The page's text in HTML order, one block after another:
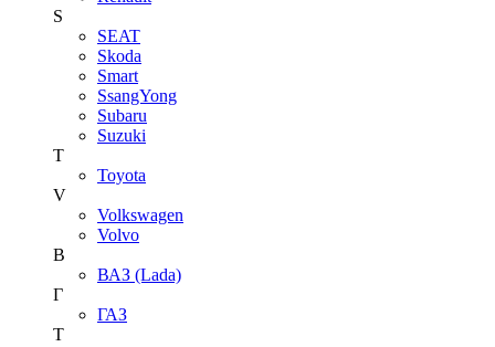
S
SEAT
Skoda
Smart
SsangYong
Subaru
Suzuki
T
Toyota
V
Volkswagen
Volvo
В
ВАЗ (Lada)
Г
ГАЗ
Т